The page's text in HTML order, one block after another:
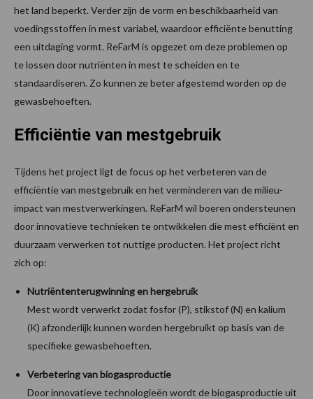
het land beperkt. Verder zijn de vorm en beschikbaarheid van
voedingsstoffen in mest variabel, waardoor efficiënte benutting
een uitdaging vormt. ReFarM is opgezet om deze problemen op
te lossen door nutriënten in mest te scheiden en te
standaardiseren. Zo kunnen ze beter afgestemd worden op de
gewasbehoeften.
Efficiëntie van mestgebruik
Tijdens het project ligt de focus op het verbeteren van de
efficiëntie van mestgebruik en het verminderen van de milieu-
impact van mestverwerkingen. ReFarM wil boeren ondersteunen
door innovatieve technieken te ontwikkelen die mest efficiënt en
duurzaam verwerken tot nuttige producten. Het project richt
zich op:
Nutriëntenterugwinning en hergebruik
Mest wordt verwerkt zodat fosfor (P), stikstof (N) en kalium
(K) afzonderlijk kunnen worden hergebruikt op basis van de
specifieke gewasbehoeften.
Verbetering van biogasproductie
Door innovatieve technologieën wordt de biogasproductie uit